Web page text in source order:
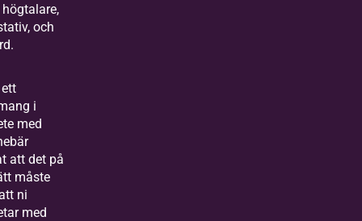
och
i
med
att det på
måste
ni
med